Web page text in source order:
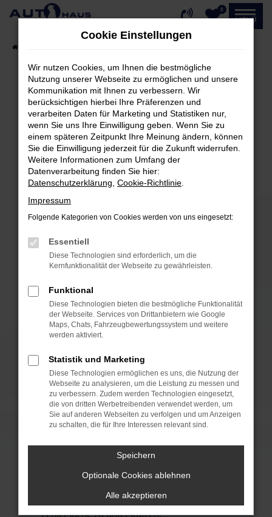
Zum
0
MENÜ
Fehler: Network Error
Beim Laden ist ein Fehler aufgetreten.
Hier sind ein paar Tipps, die dir helfen können:
Überprüfe deine Firewall und deine
Internetverbindung.
Laden andere Webseiten, zum Beispiel deine
Suchmaschine?
Prüfe deine Browsererweiterungen.
können das Laden bestimmter Seiten
verhindern. Funktioniert die Seite in einem
anderen Browser oder in einem privaten
Fenster?
Starte dein Gerät neu.
Das kann manchmal helfen, vorübergehende
Probleme zu beheben.
Betriebssystem auf dem neuesten Stand
sind.
Veraltete Software birgt nicht nur ein
Sicherheitsrisiko, sondern kann auch dazu
führen, dass bestimmte Funktionen nicht mehr
unterstützt werden.
Wende dich an den Webseitenbetreiber.
Wenn du alle oben genannten Schritte versucht
hast, kontaktiere uns bitte. Wir werden
uns diesen Text schicken, um uns bei der
Fehlersuche zu unterstützen:
Cookie Einstellungen
Wir nutzen Cookies, um Ihnen die bestmögliche
Nutzung unserer Webseite zu ermöglichen und unsere
Kommunikation mit Ihnen zu verbessern. Wir
berücksichtigen hierbei Ihre Präferenzen und
verarbeiten Daten für Marketing und Statistiken nur,
wenn Sie uns Ihre Einwilligung geben. Wenn Sie zu
einem späteren Zeitpunkt Ihre Meinung ändern, können
Sie die Einwilligung jederzeit für die Zukunft widerrufen.
Weitere Informationen zum Umfang der
Datenverarbeitung finden Sie hier:
Datenschutzerklärung Cookie-Richtlinie
Impressum
Folgende Kategorien von Cookies werden von uns eingesetzt:
Essentiell
Diese Technologien sind erforderlich, um die
Kernfunktionalität der Webseite zu gewährleisten.
Funktional
Diese Technologien bieten die bestmögliche Funktionalität
der Webseite. Services von Drittanbietern wie Google
Maps, Chats, Fahrzeugbewertungssystem und weitere
werden aktiviert.
Statistik und Marketing
Diese Technologien ermöglichen es uns, die Nutzung der
Webseite zu analysieren, um die Leistung zu messen und
zu verbessern. Zudem werden Technologien eingesetzt,
die von dritten Werbetreibenden verwendet werden, um
Sie auf anderen Webseiten zu verfolgen und um Anzeigen
zu schalten, die für Ihre Interessen relevant sind.
Speichern
Optionale Cookies ablehnen
Alle akzeptieren